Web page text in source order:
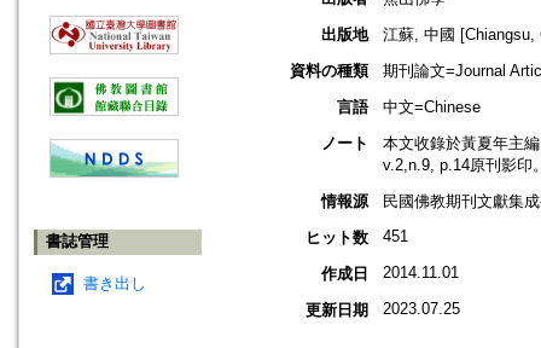
書誌管理
書き出し
出版地
江蘇, 中國 [Chiangsu,
資料の種類
期刊論文=Journal
言語
中文=Chinese
ノート
本文收錄於黃夏年主
v.2,n.9, p.14原刊影印
情報源
民國佛教期刊文獻集
ヒット数
451
作成日 2014.11.01
更新日期 2023.07.25